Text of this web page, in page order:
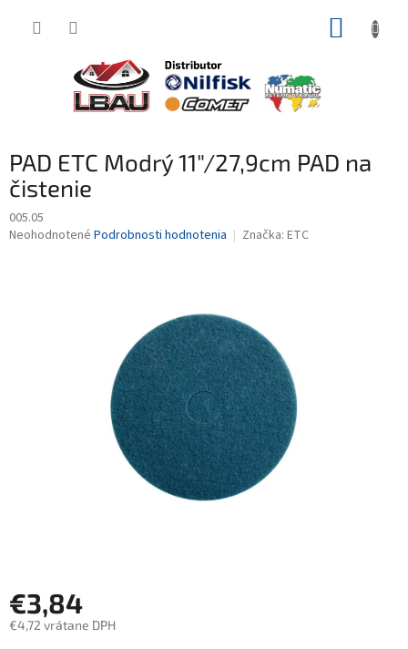
PAD ETC Modrý 11"/27,9cm PAD na
čistenie
005.05
Priemerné
Neohodnotené Podrobnosti hodnotenia Značka: ETC
€3,84
€4,72 vrátane DPH